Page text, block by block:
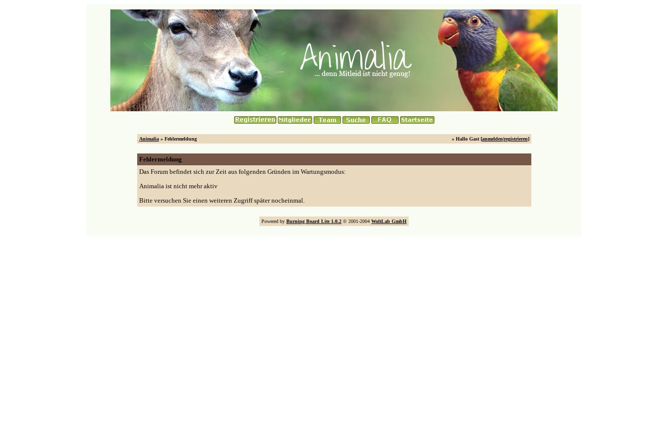
Animalia» Fehlermeldung » Hallo Gast [anmelden|registrieren]
Fehlermeldung
Das Forum befindet sich zur Zeit aus folgenden Gründen im Wartungsmodus:
Animalia ist nicht mehr aktiv
Bitte versuchen Sie einen weiteren Zugriff später nocheinmal.
Powered by Burning Board Lite 1.0.2 © 2001-2004 WoltLab GmbH